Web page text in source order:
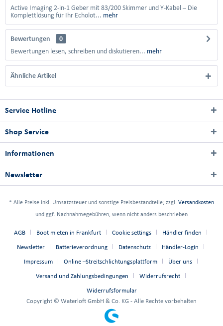
Active Imaging 2-in-1 Geber mit 83/200 Skimmer und Y-Kabel – Die
Komplettlösung für Ihr Echolot... mehr
Bewertungen
0
Bewertungen lesen, schreiben und diskutieren... mehr
Ähnliche Artikel
Service Hotline
Shop Service
Informationen
Newsletter
* Alle Preise inkl. Umsatzsteuer und sonstige Preisbestandteile; zzgl. Versandkosten
und ggf. Nachnahmegebühren, wenn nicht anders beschrieben
AGB Boot mieten in Frankfurt Cookie settings Händler finden
Newsletter Batterieverordnung Datenschutz Händler-Login
Impressum Online –Streitschlichtungsplattform Über uns
Versand und Zahlungsbedingungen Widerrufsrecht
Widerrufsformular
Copyright © Waterloft GmbH & Co. KG - Alle Rechte vorbehalten